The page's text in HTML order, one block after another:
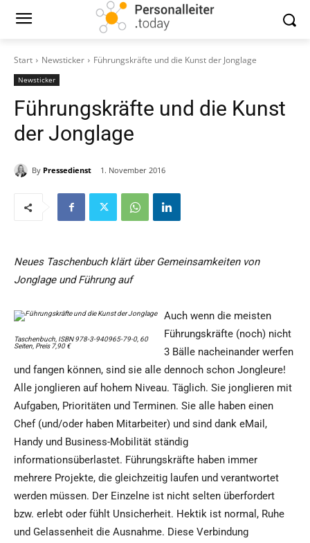
Start Newsticker Führungskräfte und die Kunst der Jonglage
Newsticker
Führungskräfte und die Kunst
der Jonglage
By Pressedienst 1. November 2016
Neues Taschenbuch klärt über Gemeinsamkeiten von
Jonglage und Führung auf
Taschenbuch, ISBN 978-3-940965-79-0, 60
Seiten, Preis 7,90 €
Auch wenn die meisten
Führungskräfte (noch) nicht
3 Bälle nacheinander werfen
und fangen können, sind sie alle dennoch schon Jongleure!
Alle jonglieren auf hohem Niveau. Täglich. Sie jonglieren mit
Aufgaben, Prioritäten und Terminen. Sie alle haben einen
Chef (und/oder haben Mitarbeiter) und sind dank eMail,
Handy und Business-Mobilität ständig
informationsüberlastet. Führungskräfte haben immer
mehrere Projekte, die gleichzeitig laufen und verantwortet
werden müssen. Der Einzelne ist nicht selten überfordert
bzw. erlebt oder fühlt Unsicherheit. Hektik ist normal, Ruhe
und Gelassenheit die Ausnahme. Diese Verbindung